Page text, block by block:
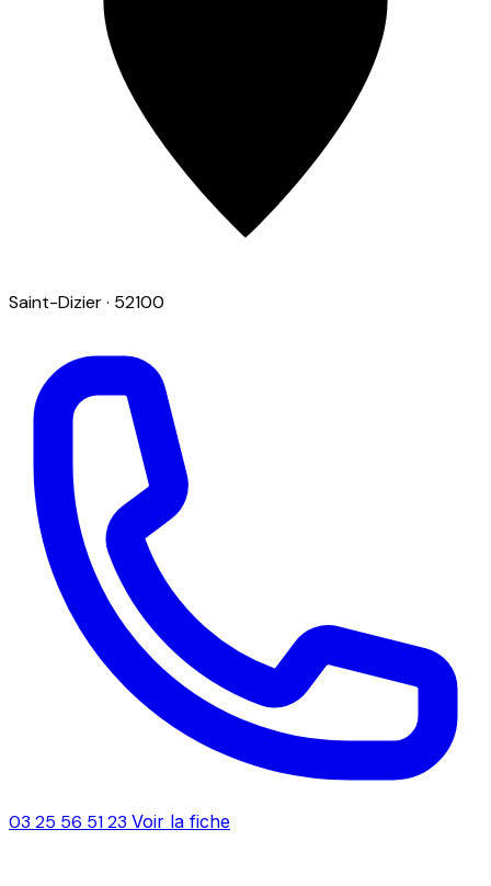
Saint-Dizier· 52100
03 25 56 51 23 Voir la fiche